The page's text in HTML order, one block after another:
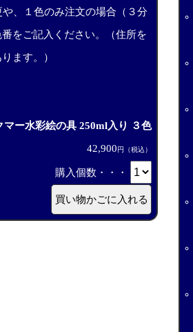
、１色のみ注文の場合（３分
をご記入ください。（住所を
ます。）
マー水彩絵の具 250ml入り ３色
42,900円（税込）
購入個数・・・